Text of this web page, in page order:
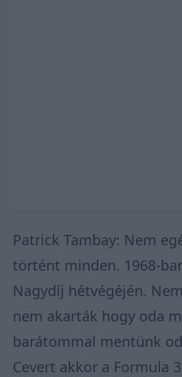
Patrick Tambay: Nem
történt minden. 1968-
Nagydíj hétvégéjén.
nem akarták hogy oda
barátommal mentünk
Cevert akkor a Formula